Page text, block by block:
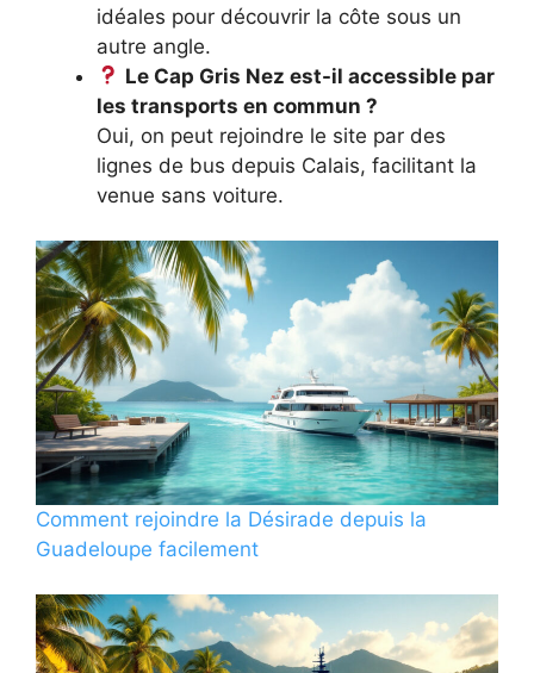
idéales pour découvrir la côte sous un
autre angle.
Le Cap Gris Nez est-il accessible par
les transports en commun ?
Oui, on peut rejoindre le site par des
lignes de bus depuis Calais, facilitant la
venue sans voiture.
Comment rejoindre la Désirade depuis la
Guadeloupe facilement